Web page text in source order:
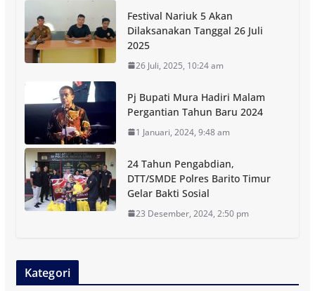
Festival Nariuk 5 Akan
Dilaksanakan Tanggal 26 Juli
2025
26 Juli, 2025, 10:24 am
Pj Bupati Mura Hadiri Malam
Pergantian Tahun Baru 2024
1 Januari, 2024, 9:48 am
24 Tahun Pengabdian,
DTT/SMDE Polres Barito Timur
Gelar Bakti Sosial
23 Desember, 2024, 2:50 pm
Kategori